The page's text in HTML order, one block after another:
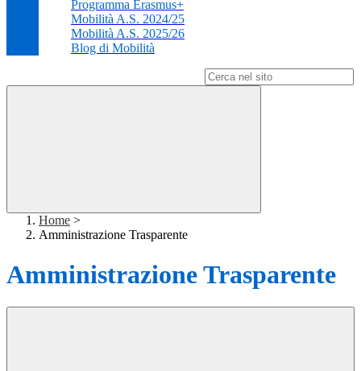
Programma Erasmus+
Mobilità A.S. 2024/25
Mobilità A.S. 2025/26
Blog di Mobilità
Home >
Amministrazione Trasparente
Amministrazione Trasparente